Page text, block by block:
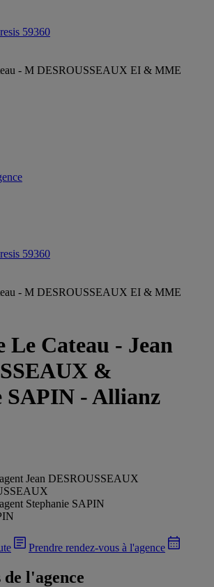
59360
- M DESROUSSEAUX EI & MME
59360
- M DESROUSSEAUX EI & MME
Le Cateau - Jean
&
SAPIN - Allianz
Prendre rendez-vous à l'agence
l'agence